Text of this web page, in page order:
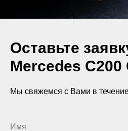
Оставьте
Mercedes C200
Мы свяжемся с Вами в